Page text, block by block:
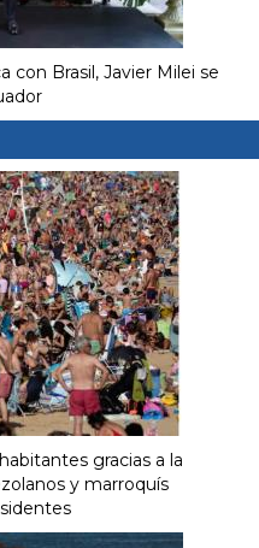
con Brasil, Javier Milei se
gracias a la
y marroquís